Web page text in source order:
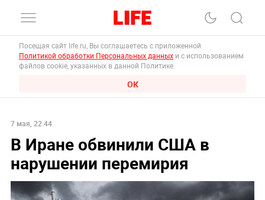
Посещая сайт life.ru, Вы соглашаетесь с приложенной
Политикой обработки Персональных данных и с использованием
файлов cookie, указанных в данной Политике.
ОК
7 мая, 22:44
В Иране обвинили США в
нарушении перемирия